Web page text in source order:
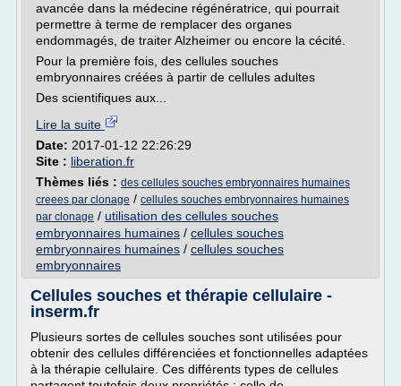
avancée dans la médecine régénératrice, qui pourrait
permettre à terme de remplacer des organes
endommagés, de traiter Alzheimer ou encore la cécité.
Pour la première fois, des cellules souches
embryonnaires créées à partir de cellules adultes
Des scientifiques aux...
Lire la suite
Date: 2017-01-12 22:26:29
Site : liberation.fr
Thèmes liés : des cellules souches embryonnaires humaines
creees par clonage / cellules souches embryonnaires humaines
par clonage / utilisation des cellules souches
embryonnaires humaines / cellules souches
embryonnaires humaines / cellules souches
embryonnaires
Cellules souches et thérapie cellulaire -
inserm.fr
Plusieurs sortes de cellules souches sont utilisées pour
obtenir des cellules différenciées et fonctionnelles adaptées
à la thérapie cellulaire. Ces différents types de cellules